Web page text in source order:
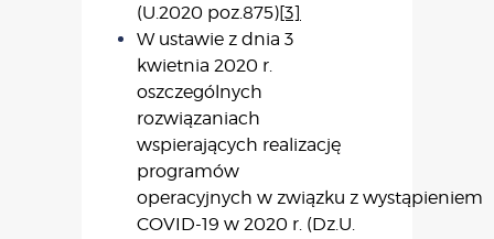
(U.2020 poz.875)[3]
W ustawie z dnia 3
kwietnia 2020 r.
oszczególnych
rozwiązaniach
wspierających realizację
programów
operacyjnych w związku z wystąpieniem
COVID-19 w 2020 r. (Dz.U.